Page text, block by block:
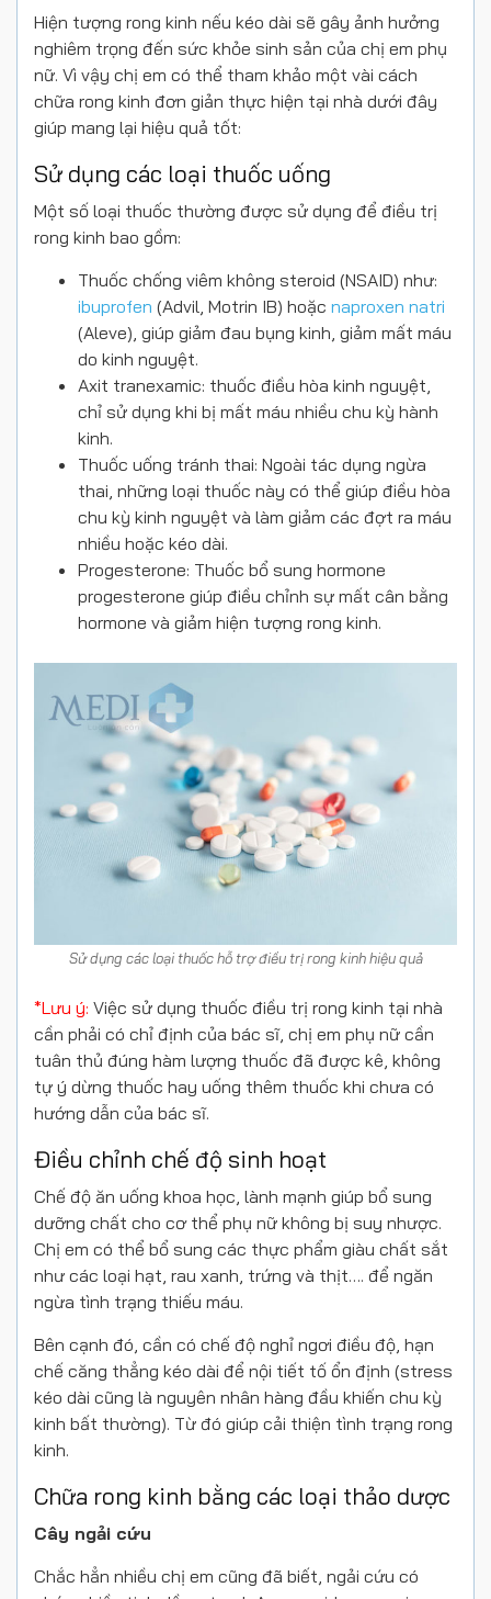
Hiện tượng rong kinh nếu kéo dài sẽ gây ảnh hưởng
nghiêm trọng đến sức khỏe sinh sản của chị em phụ
nữ. Vì vậy chị em có thể tham khảo một vài cách
chữa rong kinh đơn giản thực hiện tại nhà dưới đây
giúp mang lại hiệu quả tốt:
Sử dụng các loại thuốc uống
Một số loại thuốc thường được sử dụng để điều trị
rong kinh bao gồm:
Thuốc chống viêm không steroid (NSAID) như:
ibuprofen (Advil, Motrin IB) hoặc naproxen natri
(Aleve), giúp giảm đau bụng kinh, giảm mất máu
do kinh nguyệt.
Axit tranexamic: thuốc điều hòa kinh nguyệt,
chỉ sử dụng khi bị mất máu nhiều chu kỳ hành
kinh.
Thuốc uống tránh thai: Ngoài tác dụng ngừa
thai, những loại thuốc này có thể giúp điều hòa
chu kỳ kinh nguyệt và làm giảm các đợt ra máu
nhiều hoặc kéo dài.
Progesterone: Thuốc bổ sung hormone
progesterone giúp điều chỉnh sự mất cân bằng
hormone và giảm hiện tượng rong kinh.
Sử dụng các loại thuốc hỗ trợ điều trị rong kinh hiệu quả
*Lưu ý: Việc sử dụng thuốc điều trị rong kinh tại nhà
cần phải có chỉ định của bác sĩ, chị em phụ nữ cần
tuân thủ đúng hàm lượng thuốc đã được kê, không
tự ý dừng thuốc hay uống thêm thuốc khi chưa có
hướng dẫn của bác sĩ.
Điều chỉnh chế độ sinh hoạt
Chế độ ăn uống khoa học, lành mạnh giúp bổ sung
dưỡng chất cho cơ thể phụ nữ không bị suy nhược.
Chị em có thể bổ sung các thực phẩm giàu chất sắt
như các loại hạt, rau xanh, trứng và thịt…. để ngăn
ngừa tình trạng thiếu máu.
Bên cạnh đó, cần có chế độ nghỉ ngơi điều độ, hạn
chế căng thẳng kéo dài để nội tiết tố ổn định (stress
kéo dài cũng là nguyên nhân hàng đầu khiến chu kỳ
kinh bất thường). Từ đó giúp cải thiện tình trạng rong
kinh.
Chữa rong kinh bằng các loại thảo dược
Cây ngải cứu
Chắc hẳn nhiều chị em cũng đã biết, ngải cứu có